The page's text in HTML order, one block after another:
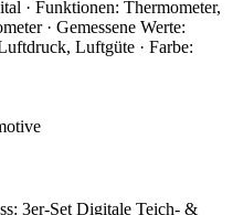
· Funktionen: Thermometer,
· Gemessene Werte:
Luftgüte · Farbe: